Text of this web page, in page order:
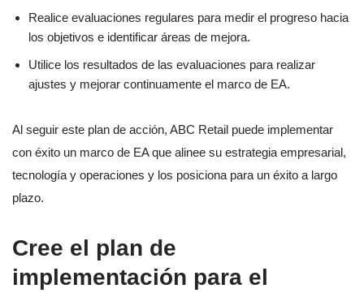
Realice evaluaciones regulares para medir el progreso hacia
los objetivos e identificar áreas de mejora.
Utilice los resultados de las evaluaciones para realizar
ajustes y mejorar continuamente el marco de EA.
Al seguir este plan de acción, ABC Retail puede implementar
con éxito un marco de EA que alinee su estrategia empresarial,
tecnología y operaciones y los posiciona para un éxito a largo
plazo.
Cree el plan de
implementación para el